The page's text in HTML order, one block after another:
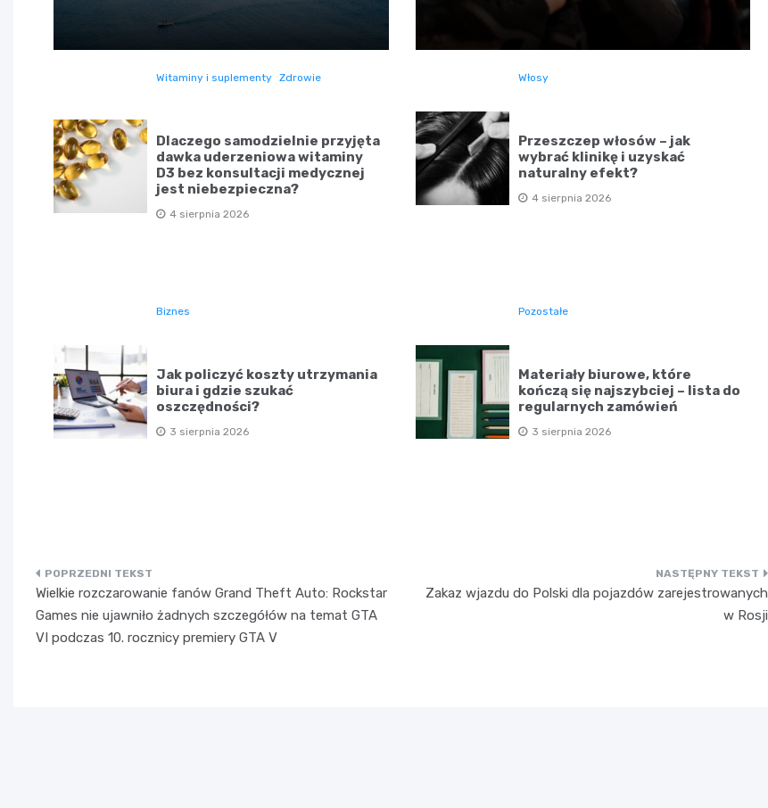
Witaminy i suplementy Zdrowie
Dlaczego samodzielnie przyjęta
dawka uderzeniowa witaminy
D3 bez konsultacji medycznej
jest niebezpieczna?
4 sierpnia 2026
Włosy
Przeszczep włosów – jak
wybrać klinikę i uzyskać
naturalny efekt?
4 sierpnia 2026
Biznes
Jak policzyć koszty utrzymania
biura i gdzie szukać
oszczędności?
3 sierpnia 2026
Pozostałe
Materiały biurowe, które
kończą się najszybciej – lista do
regularnych zamówień
3 sierpnia 2026
Nawigacja
wpisu
Wielkie rozczarowanie fanów Grand Theft Auto: Rockstar
Games nie ujawniło żadnych szczegółów na temat GTA
VI podczas 10. rocznicy premiery GTA V
Zakaz wjazdu do Polski dla pojazdów zarejestrowanych
w Rosji